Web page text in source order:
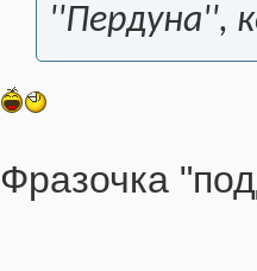
''Пердуна'',
Фразочка